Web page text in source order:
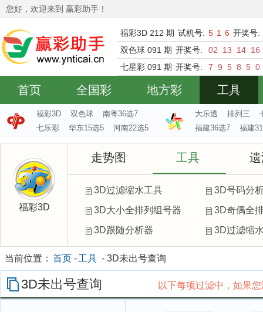
您好，欢迎来到 赢彩助手！
福彩3D 212 期 试机号: 5 1 6 开奖号:
双色球 091 期 开奖号: 02 13 14 16
七星彩 091 期 开奖号: 7 9 5 8 5 0
首页 全国彩 地方彩 工具
福彩3D 双色球
南粤36选7
七乐彩
华东15选5 河南22选5
大乐透 排列三
福建36选7
福建
福彩3D
走势图 工具
3D过滤缩水工具
3D号码分
3D大小全排列组号器
3D奇偶全
3D跟随分析器
3D过滤缩
当前位置： 首页 -工具 - 3D未出号查询
3D未出号查询 以下每项过滤中，如果